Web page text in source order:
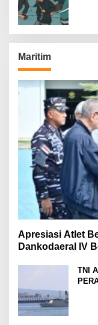
Maritim
Apresiasi Atlet
Dankodaeral IV
TNI